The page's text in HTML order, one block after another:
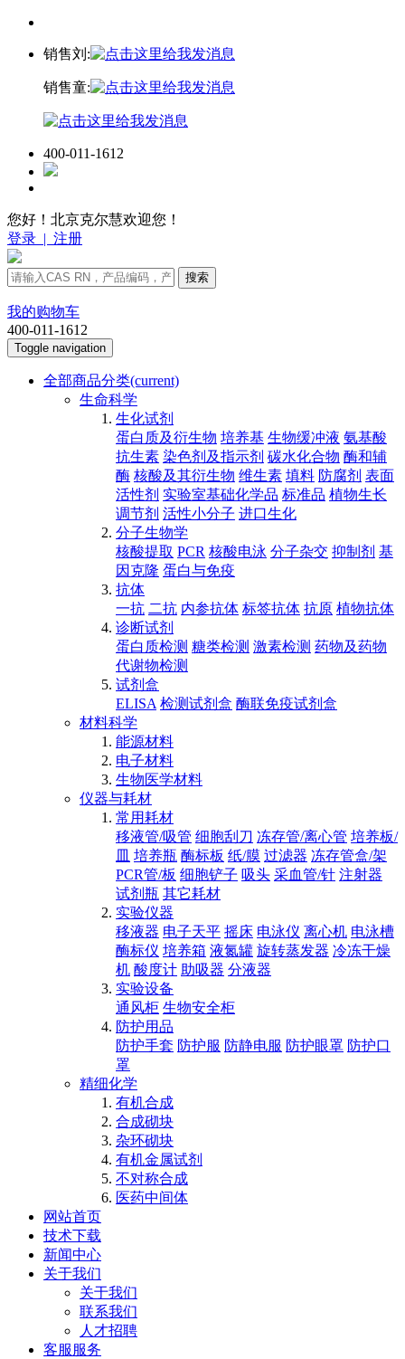
销售刘:
销售童:
400-011-1612
您好！北京克尔慧欢迎您！
登录 | 注册
搜索
我的购物车
400-011-1612
Toggle navigation
全部商品分类(current)
生命科学
生化试剂
蛋白质及衍生物 培养基 生物缓冲液 氨基酸
抗生素 染色剂及指示剂 碳水化合物 酶和辅
酶 核酸及其衍生物 维生素 填料 防腐剂 表面
活性剂 实验室基础化学品 标准品 植物生长
调节剂 活性小分子 进口生化
分子生物学
核酸提取 PCR 核酸电泳 分子杂交 抑制剂 基
因克隆 蛋白与免疫
抗体
一抗 二抗 内参抗体 标签抗体 抗原 植物抗体
诊断试剂
蛋白质检测 糖类检测 激素检测 药物及药物
代谢物检测
试剂盒
ELISA 检测试剂盒 酶联免疫试剂盒
材料科学
能源材料
电子材料
生物医学材料
仪器与耗材
常用耗材
移液管/吸管 细胞刮刀 冻存管/离心管 培养板/
皿 培养瓶 酶标板 纸/膜 过滤器 冻存管盒/架
PCR管/板 细胞铲子 吸头 采血管/针 注射器
试剂瓶 其它耗材
实验仪器
移液器 电子天平 摇床 电泳仪 离心机 电泳槽
酶标仪 培养箱 液氮罐 旋转蒸发器 冷冻干燥
机 酸度计 助吸器 分液器
实验设备
通风柜 生物安全柜
防护用品
防护手套 防护服 防静电服 防护眼罩 防护口
罩
精细化学
有机合成
合成砌块
杂环砌块
有机金属试剂
不对称合成
医药中间体
网站首页
技术下载
新闻中心
关于我们
关于我们
联系我们
人才招聘
客服服务